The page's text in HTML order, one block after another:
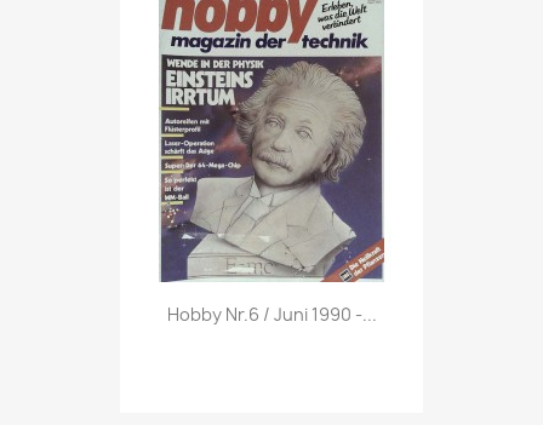
Vorschau
Hobby Nr.6 / Juni 1990 -...